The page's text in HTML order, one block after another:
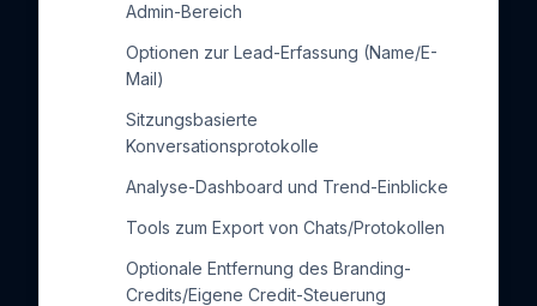
Admin-Bereich
Optionen zur Lead-Erfassung (Name/E-
Mail)
Sitzungsbasierte
Konversationsprotokolle
Analyse-Dashboard und Trend-Einblicke
Tools zum Export von Chats/Protokollen
Optionale Entfernung des Branding-
Credits/Eigene Credit-Steuerung